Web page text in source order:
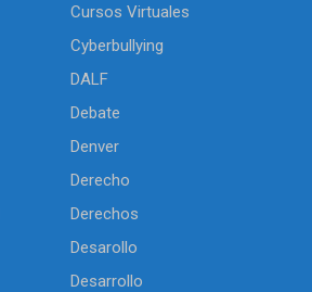
Cursos Virtuales
Cyberbullying
DALF
Debate
Denver
Derecho
Derechos
Desarollo
Desarrollo